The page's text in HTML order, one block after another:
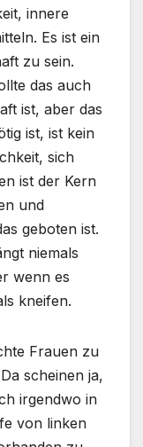
innere
Es ist ein
zu sein.
das auch
ist, aber das
ist, ist kein
sich
ist der Kern
und
geboten ist.
niemals
wenn es
kneifen.
Frauen zu
scheinen ja,
irgendwo in
von linken